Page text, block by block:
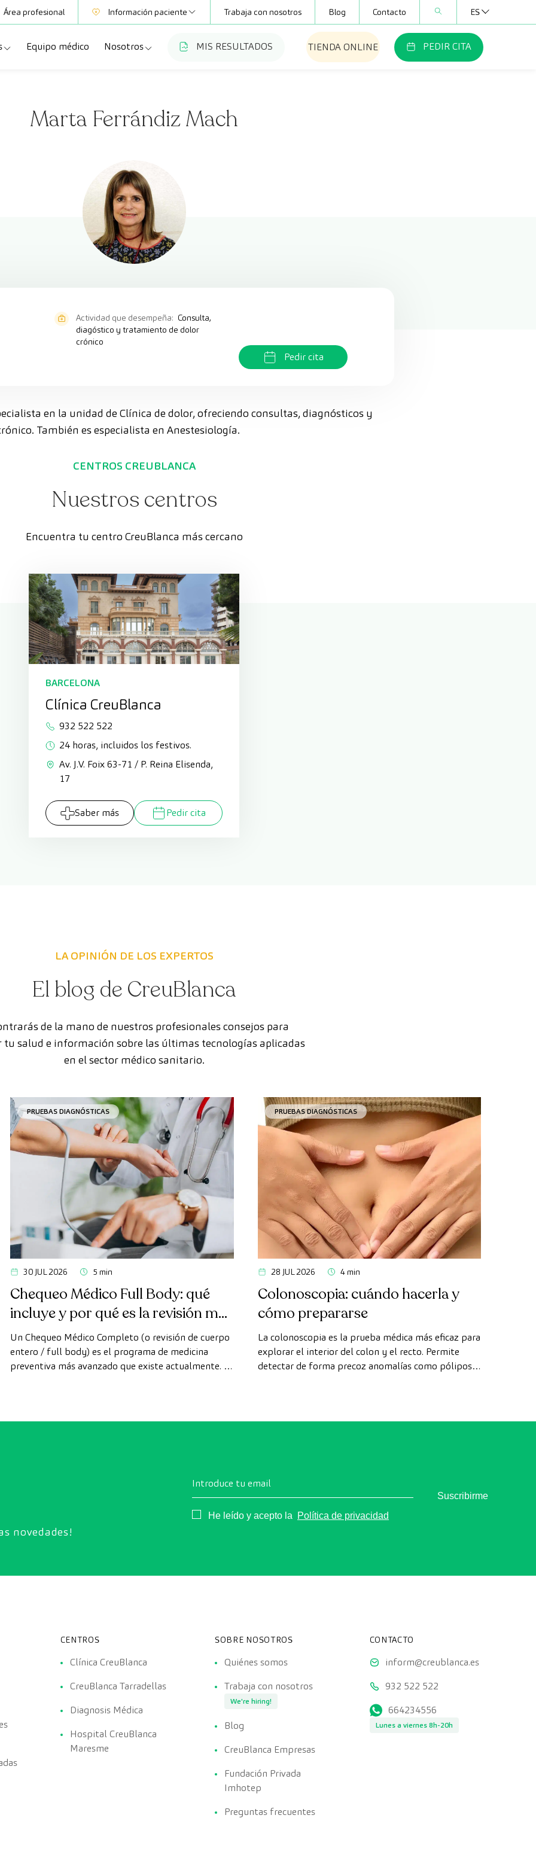
Área profesional Información paciente
Mutuas
Club CreuBlanca
Trabaja con nosotros Blog Contacto ES
diagnósticas
Equipo médico Nosotros
Trabaja con nosotros
CreuBlanca Empresas
Fundación Privada Imhotep
Preguntas frecuentes
MIS RESULTADOS TIENDA ONLINE PEDIR CITA
Marta Ferrándiz Mach
Actividad que desempeña: Consulta,
diagóstico y tratamiento de dolor
crónico
Pedir cita
en la unidad de Clínica de dolor, ofreciendo consultas, diagnósticos y
También es especialista en Anestesiología.
CENTROS CREUBLANCA
Nuestros centros
Encuentra tu centro CreuBlanca más cercano
BARCELONA
Clínica CreuBlanca
932 522 522
24 horas, incluidos los festivos.
Av. J.V. Foix 63-71 / P. Reina Elisenda,
17
Saber más Pedir cita
LA OPINIÓN DE LOS EXPERTOS
El blog de CreuBlanca
de la mano de nuestros profesionales consejos para
tu salud e información sobre las últimas tecnologías aplicadas
en el sector médico sanitario.
PRUEBAS DIAGNÓSTICAS
30 JUL 2026 5 min
Chequeo Médico Full Body: qué
incluye y por qué es la revisión más
avanzada
Un Chequeo Médico Completo (o revisión de cuerpo
entero / full body) es el programa de medicina
preventiva más avanzado que existe actualmente. A
exhaustiva el estado de los órganos vitales, el
PRUEBAS DIAGNÓSTICAS
28 JUL 2026 4 min
Colonoscopia: cuándo hacerla y
cómo prepararse
La colonoscopia es la prueba médica más eficaz para
explorar el interior del colon y el recto. Permite
detectar de forma precoz anomalías como pólipos,
novedades!
Introduce tu email
Consentimiento
He leído y acepto la Política de privacidad
Suscribirme
CENTROS
Clínica CreuBlanca
CreuBlanca Tarradellas
Diagnosis Médica
Hospital CreuBlanca
Maresme
SOBRE NOSOTROS
Quiénes somos
Trabaja con nosotros
We're hiring!
Blog
CreuBlanca Empresas
Fundación Privada
Imhotep
Preguntas frecuentes
CONTACTO
inform@creublanca.es
932 522 522
664234556
Lunes a viernes 8h-20h